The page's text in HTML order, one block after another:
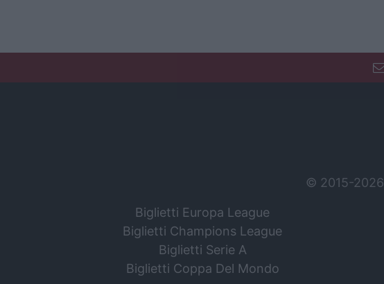
© 2015-2026
Biglietti Europa League
Biglietti Champions League
Biglietti Serie A
Biglietti Coppa Del Mondo